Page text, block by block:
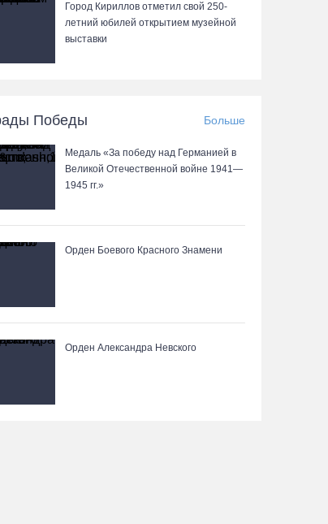
подвели итоги XII областной
ждут гостей на Дне города Тотьмы
/ 08:49
из российской Премьер-лиги
/ 08:12
снимков фотографа с горы Афон
Город Кириллов отметил свой 250-
летний юбилей открытием музейной
выставки
Победы Больше
Медаль «За победу над Германией в
Великой Отечественной войне 1941—
1945 гг.»
Орден Боевого Красного Знамени
Орден Александра Невского